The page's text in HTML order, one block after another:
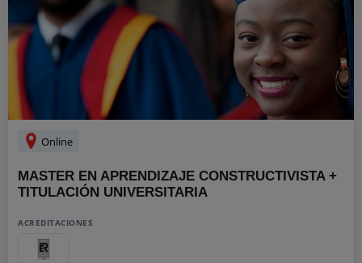
Online
MASTER EN APRENDIZAJE CONSTRUCTIVISTA +
TITULACIÓN UNIVERSITARIA
ACREDITACIONES